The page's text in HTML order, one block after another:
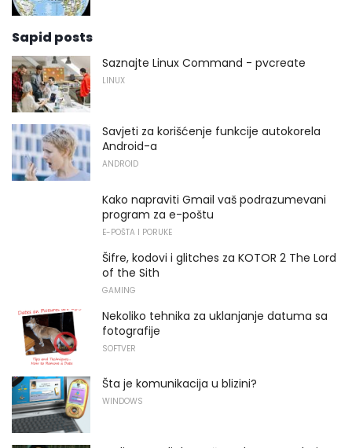
Sapid posts
Saznajte Linux Command - pvcreate
LINUX
Savjeti za korišćenje funkcije autokorela
Android-a
ANDROID
Kako napraviti Gmail vaš podrazumevani
program za e-poštu
E-POŠTA I PORUKE
Šifre, kodovi i glitches za KOTOR 2 The Lord
of the Sith
GAMING
Nekoliko tehnika za uklanjanje datuma sa
fotografije
SOFTVER
Šta je komunikacija u blizini?
WINDOWS